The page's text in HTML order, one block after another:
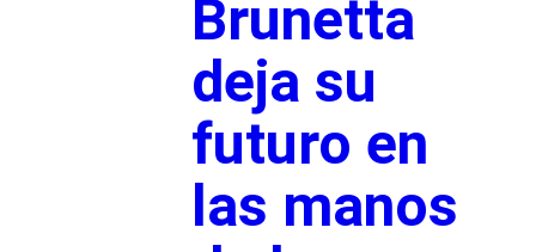
Brunetta
deja su
futuro en
las manos